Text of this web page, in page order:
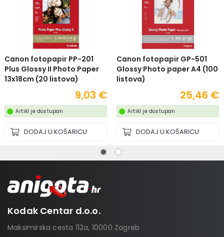
Canon fotopapir PP-201
Plus Glossy II Photo Paper
13x18cm (20 listova)
9,03 €
Artikl je dostupan
DODAJ U KOŠARICU
Canon fotopapir GP-501
Glossy Photo paper A4 (100
listova)
25,46 €
Artikl je dostupan
DODAJ U KOŠARICU
Kodak Centar d.o.o.
Maksimirska cesta 112a, 10000 Zagreb